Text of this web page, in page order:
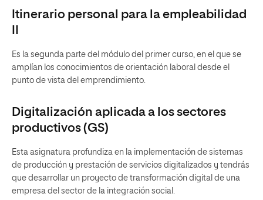
Itinerario personal para la empleabilidad
Es la segunda parte del módulo del primer curso, en el que se
amplían los conocimientos de orientación laboral desde el
punto de vista del emprendimiento.
Digitalización aplicada a los sectores
productivos (GS)
Esta asignatura profundiza en la implementación de sistemas
de producción y prestación de servicios digitalizados y tendrás
que desarrollar un proyecto de transformación digital de una
empresa del sector de la integración social.